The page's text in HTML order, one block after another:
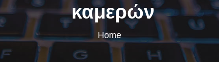
καμερών
Home